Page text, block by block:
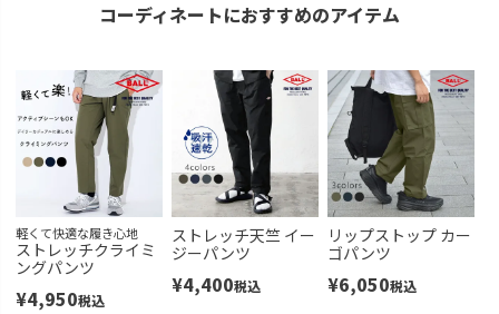
コーディネートにおすすめのアイテム
軽くて快適な履き心地
ストレッチクライミ
ングパンツ
¥4,950税込
ストレッチ天竺 イー
ジーパンツ
¥4,400税込
リップストップ カー
ゴパンツ
¥6,050税込